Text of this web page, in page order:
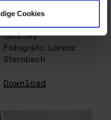
Cookies
GUSTAV
Fotografo: Lorenz
Sternbach
Download